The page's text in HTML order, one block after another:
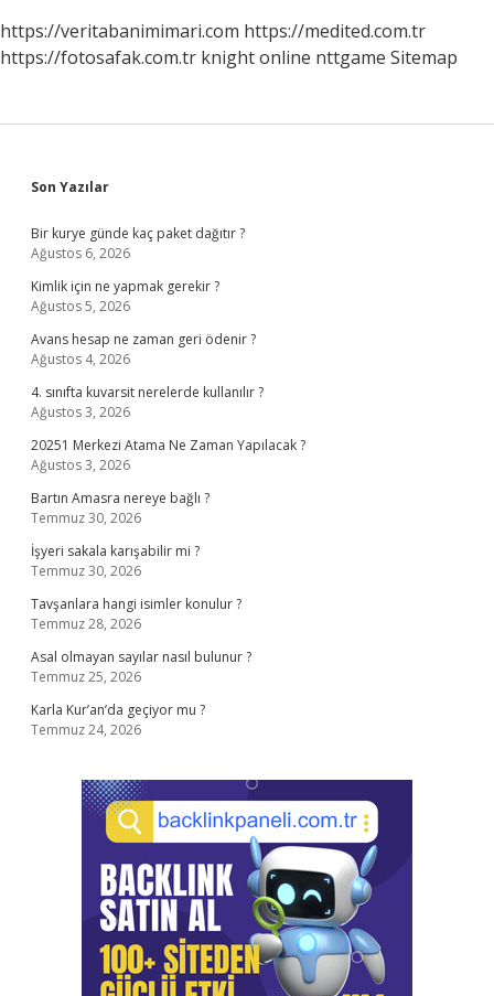
https://veritabanimimari.com https://medited.com.tr
https://fotosafak.com.tr knight online nttgame Sitemap
Sidebar
Son Yazılar
Bir kurye günde kaç paket dağıtır ?
Ağustos 6, 2026
Kimlik için ne yapmak gerekir ?
Ağustos 5, 2026
Avans hesap ne zaman geri ödenir ?
Ağustos 4, 2026
4. sınıfta kuvarsit nerelerde kullanılır ?
Ağustos 3, 2026
20251 Merkezi Atama Ne Zaman Yapılacak ?
Ağustos 3, 2026
Bartın Amasra nereye bağlı ?
Temmuz 30, 2026
İşyeri sakala karışabilir mi ?
Temmuz 30, 2026
Tavşanlara hangi isimler konulur ?
Temmuz 28, 2026
Asal olmayan sayılar nasıl bulunur ?
Temmuz 25, 2026
Karla Kur’an’da geçiyor mu ?
Temmuz 24, 2026